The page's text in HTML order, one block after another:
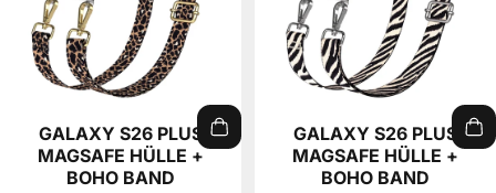
GALAXY S26 PLUS
MAGSAFE HÜLLE +
BOHO BAND
GALAXY S26 PLUS
MAGSAFE HÜLLE +
BOHO BAND